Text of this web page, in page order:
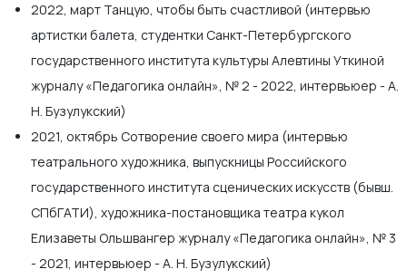
2022, март Танцую, чтобы быть счастливой (интервью
артистки балета, студентки Санкт-Петербургского
государственного института культуры Алевтины Уткиной
журналу «Педагогика онлайн», № 2 - 2022, интервьюер - А.
Н. Бузулукский)
2021, октябрь Сотворение своего мира (интервью
театрального художника, выпускницы Российского
государственного института сценических искусств (бывш.
СПбГАТИ), художника-постановщика театра кукол
Елизаветы Ольшвангер журналу «Педагогика онлайн», № 3
- 2021, интервьюер - А. Н. Бузулукский)